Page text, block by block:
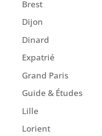
Brest
Dijon
Dinard
Expatrié
Grand Paris
Guide & Études
Lille
Lorient